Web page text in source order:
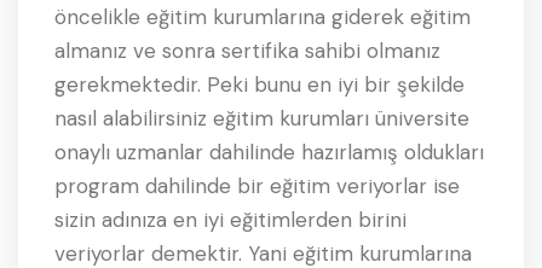
öncelikle eğitim kurumlarına giderek eğitim
almanız ve sonra sertifika sahibi olmanız
gerekmektedir. Peki bunu en iyi bir şekilde
nasıl alabilirsiniz eğitim kurumları üniversite
onaylı uzmanlar dahilinde hazırlamış oldukları
program dahilinde bir eğitim veriyorlar ise
sizin adınıza en iyi eğitimlerden birini
veriyorlar demektir. Yani eğitim kurumlarına